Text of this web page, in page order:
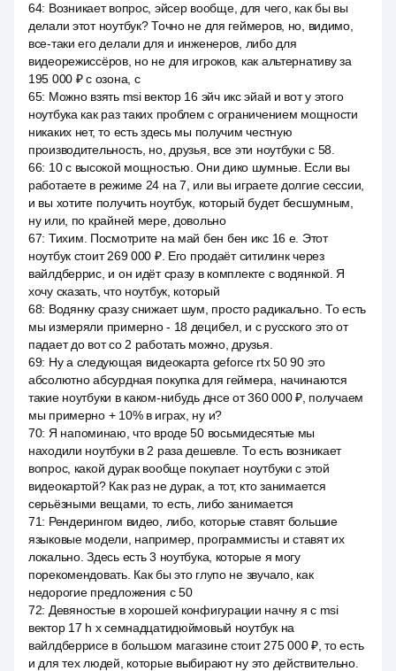
64: Возникает вопрос, эйсер вообще, для чего, как бы вы
делали этот ноутбук? Точно не для геймеров, но, видимо,
все-таки его делали для и инженеров, либо для
видеорежиссёров, но не для игроков, как альтернативу за
195 000 ₽ с озона, с
65: Можно взять msi вектор 16 эйч икс эйай и вот у этого
ноутбука как раз таких проблем с ограничением мощности
никаких нет, то есть здесь мы получим честную
производительность, но, друзья, все эти ноутбуки с 58.
66: 10 с высокой мощностью. Они дико шумные. Если вы
работаете в режиме 24 на 7, или вы играете долгие сессии,
и вы хотите получить ноутбук, который будет бесшумным,
ну или, по крайней мере, довольно
67: Тихим. Посмотрите на май бен бен икс 16 е. Этот
ноутбук стоит 269 000 ₽. Его продаёт ситилинк через
вайлдберрис, и он идёт сразу в комплекте с водянкой. Я
хочу сказать, что ноутбук, который
68: Водянку сразу снижает шум, просто радикально. То есть
мы измеряли примерно - 18 децибел, и с русского это от
падает до вот со 2 работать можно, друзья.
69: Ну а следующая видеокарта geforce rtx 50 90 это
абсолютно абсурдная покупка для геймера, начинаются
такие ноутбуки в каком-нибудь днсе от 360 000 ₽, получаем
мы примерно + 10% в играх, ну и?
70: Я напоминаю, что вроде 50 восьмидесятые мы
находили ноутбуки в 2 раза дешевле. То есть возникает
вопрос, какой дурак вообще покупает ноутбуки с этой
видеокартой? Как раз не дурак, а тот, кто занимается
серьёзными вещами, то есть, либо занимается
71: Рендерингом видео, либо, которые ставят большие
языковые модели, например, программисты и ставят их
локально. Здесь есть 3 ноутбука, которые я могу
порекомендовать. Как бы это глупо не звучало, как
недорогие предложения с 50
72: Девяностые в хорошей конфигурации начну я с msi
вектор 17 h x семнадцатидюймовый ноутбук на
вайлдберрисе в большом магазине стоит 275 000 ₽, то есть
и для тех людей, которые выбирают ну это действительно.